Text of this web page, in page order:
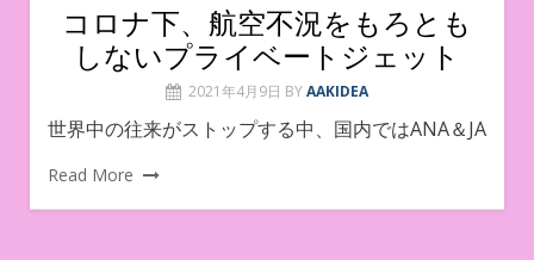
コロナ下、航空不況をもろとも
しないプライベートジェット
2021年4月9日 BYAAKIDEA
世界中の往来がストップする中、国内ではANA＆JA
Read More